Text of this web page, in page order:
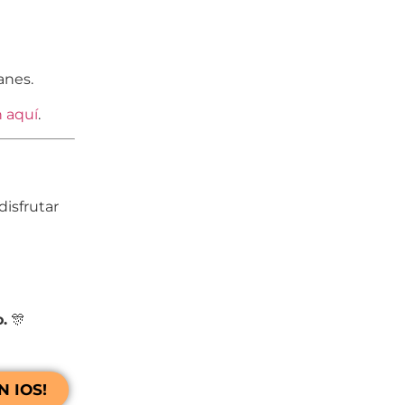
aquí.
🎊
IOS!